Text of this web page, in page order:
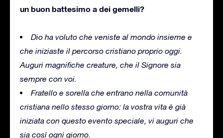
un buon battesimo a dei gemelli?
Dio ha voluto che veniste al mondo insieme e
che iniziaste il percorso cristiano proprio oggi.
Auguri magnifiche creature, che il Signore sia
sempre con voi.
Fratello e sorella che entrano nella comunità
cristiana nello stesso giorno: la vostra vita è già
iniziata con questo evento speciale, vi auguri che
sia così ogni giorno.